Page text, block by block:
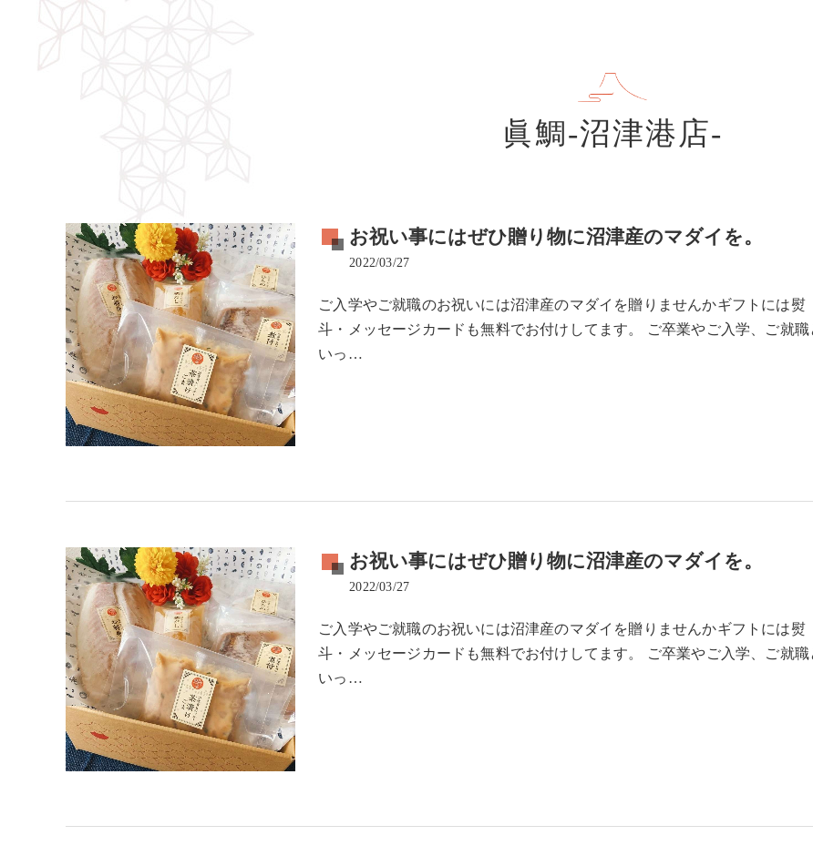
眞鯛-沼津港店-
お祝い事にはぜひ贈り物に沼津産のマダイを。
2022/03/27
ご入学やご就職のお祝いには沼津産のマダイを贈りませんかギフトには熨
斗・メッセージカードも無料でお付けしてます。 ご卒業やご入学、ご就職
いっ…
お祝い事にはぜひ贈り物に沼津産のマダイを。
2022/03/27
ご入学やご就職のお祝いには沼津産のマダイを贈りませんかギフトには熨
斗・メッセージカードも無料でお付けしてます。 ご卒業やご入学、ご就職
いっ…